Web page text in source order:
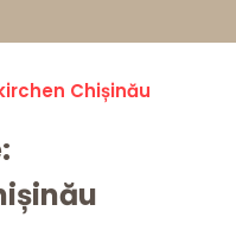
Chișinău